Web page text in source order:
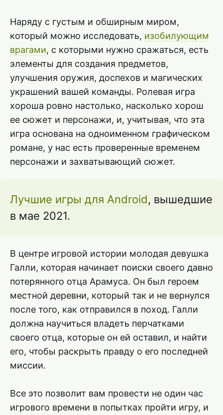
Наряду с густым и обширным миром,
который можно исследовать, изобилующим
врагами, с которыми нужно сражаться, есть
элементы для создания предметов,
улучшения оружия, доспехов и магических
украшений вашей команды. Ролевая игра
хороша ровно настолько, насколько хорош
ее сюжет и персонажи, и, учитывая, что эта
игра основана на одноименном графическом
романе, у нас есть проверенные временем
персонажи и захватывающий сюжет.
Лучшие игры для Android, вышедшие
в мае 2021.
В центре игровой истории молодая девушка
Галли, которая начинает поиски своего давно
потерянного отца Арамуса. Он был героем
местной деревни, который так и не вернулся
после того, как отправился в поход. Галли
должна научиться владеть перчатками
своего отца, которые он ей оставил, и найти
его, чтобы раскрыть правду о его последней
миссии.
Все это позволит вам провести не один час
игрового времени в попытках пройти игру, и